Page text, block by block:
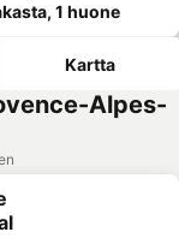
1 huone
Kartta
Alpes-